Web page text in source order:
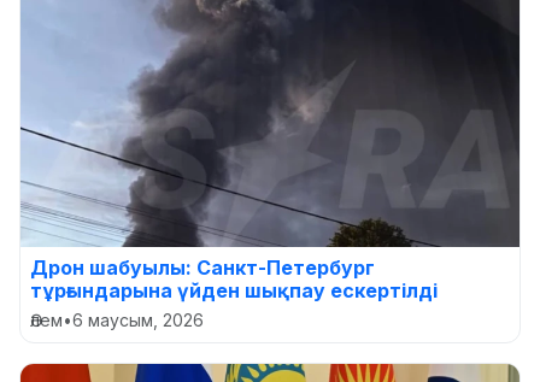
Дрон шабуылы: Санкт-Петербург
тұрғындарына үйден шықпау ескертілді
Әлем•6 маусым, 2026